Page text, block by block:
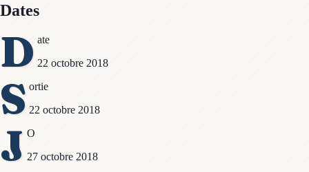
Dates
D ate
22 octobre 2018
S ortie
22 octobre 2018
J O
27 octobre 2018